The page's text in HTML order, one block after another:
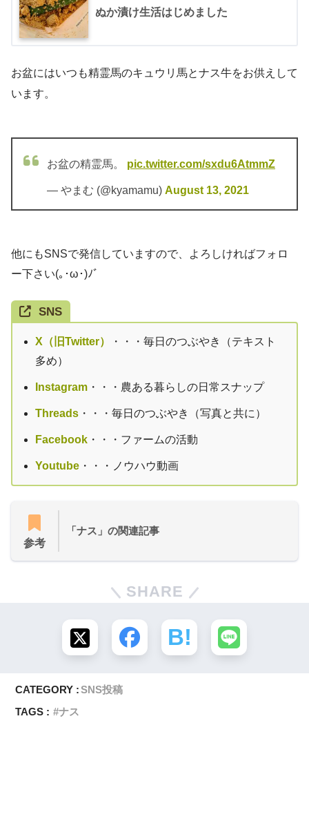
ぬか漬け生活はじめました
お盆にはいつも精霊馬のキュウリ馬とナス牛をお供えして
います。
お盆の精霊馬。 pic.twitter.com/sxdu6AtmmZ
— やまむ (@kyamamu) August 13, 2021
他にもSNSで発信していますので、よろしければフォロ
ー下さい(｡･ω･)ﾉﾞ
SNS
X（旧Twitter）
・・・毎日のつぶやき（テキスト
多め）
Instagram・・・農ある暮らしの日常スナップ
Threads・・・毎日のつぶやき（写真と共に）
Facebook・・・ファームの活動
Youtube・・・ノウハウ動画
参考
「ナス」の関連記事
SHARE
CATEGORY :SNS投稿
TAGS :
ナス